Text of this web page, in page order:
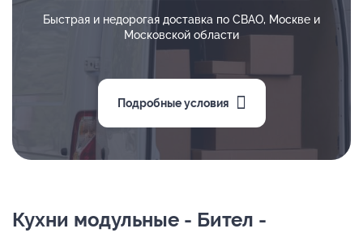
Быстрая и недорогая доставка по СВАО, Москве и
Московской области
Подробные условия
Кухни модульные - Бител -